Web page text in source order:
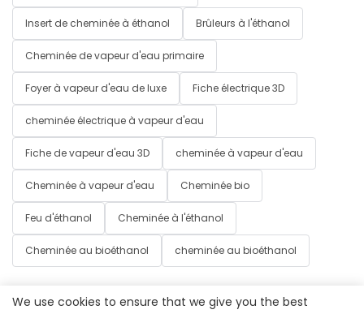
Insert de cheminée à éthanol Brûleurs à l'éthanol
Cheminée de vapeur d'eau primaire
Foyer à vapeur d'eau de luxe Fiche électrique 3D
cheminée électrique à vapeur d'eau
Fiche de vapeur d'eau 3D cheminée à vapeur d'eau
Cheminée à vapeur d'eau Cheminée bio
Feu d'éthanol Cheminée à l'éthanol
Cheminée au bioéthanol cheminée au bioéthanol
We use cookies to ensure that we give you the best